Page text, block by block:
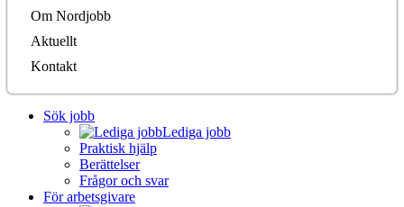
Om Nordjobb
Aktuellt
Kontakt
Sök jobb
Lediga jobb
Praktisk hjälp
Berättelser
Frågor och svar
För arbetsgivare